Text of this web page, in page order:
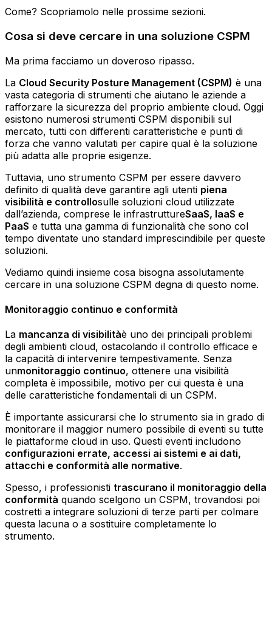
Come? Scopriamolo nelle prossime sezioni.
Cosa si deve cercare in una soluzione CSPM
Ma prima facciamo un doveroso ripasso.
La Cloud Security Posture Management (CSPM) è una
vasta categoria di strumenti che aiutano le aziende a
rafforzare la sicurezza del proprio ambiente cloud. Oggi
esistono numerosi strumenti CSPM disponibili sul
mercato, tutti con differenti caratteristiche e punti di
forza che vanno valutati per capire qual è la soluzione
più adatta alle proprie esigenze.
Tuttavia, uno strumento CSPM per essere davvero
definito di qualità deve garantire agli utenti piena
visibilità e controllosulle soluzioni cloud utilizzate
dall’azienda, comprese le infrastruttureSaaS, IaaS e
PaaS e tutta una gamma di funzionalità che sono col
tempo diventate uno standard imprescindibile per queste
soluzioni.
Vediamo quindi insieme cosa bisogna assolutamente
cercare in una soluzione CSPM degna di questo nome.
Monitoraggio continuo e conformità
La mancanza di visibilitàè uno dei principali problemi
degli ambienti cloud, ostacolando il controllo efficace e
la capacità di intervenire tempestivamente. Senza
unmonitoraggio continuo, ottenere una visibilità
completa è impossibile, motivo per cui questa è una
delle caratteristiche fondamentali di un CSPM.
È importante assicurarsi che lo strumento sia in grado di
monitorare il maggior numero possibile di eventi su tutte
le piattaforme cloud in uso. Questi eventi includono
configurazioni errate, accessi ai sistemi e ai dati,
attacchi e conformità alle normative.
Spesso, i professionisti trascurano il monitoraggio della
conformità quando scelgono un CSPM, trovandosi poi
costretti a integrare soluzioni di terze parti per colmare
questa lacuna o a sostituire completamente lo
strumento.